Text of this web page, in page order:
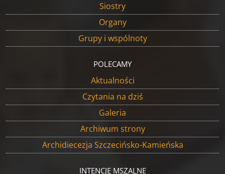
Siostry
Organy
Grupy i wspólnoty
POLECAMY
Aktualności
Czytania na dziś
Galeria
Archiwum strony
Archidiecezja Szczecińsko-Kamieńska
INTENCJE MSZALNE